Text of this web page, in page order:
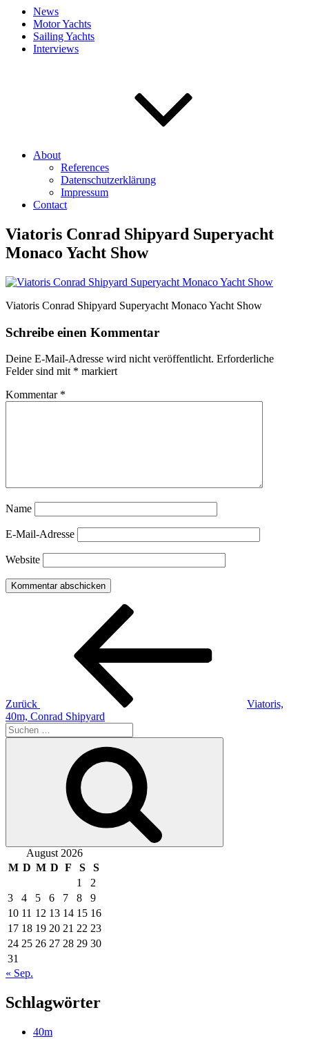
News
Motor Yachts
Sailing Yachts
Interviews
About
References
Datenschutzerklärung
Impressum
Contact
Viatoris Conrad Shipyard Superyacht
Monaco Yacht Show
Viatoris Conrad Shipyard Superyacht Monaco Yacht Show
Schreibe einen Kommentar
Deine E-Mail-Adresse wird nicht veröffentlicht. Erforderliche
Felder sind mit * markiert
Kommentar *
Name
E-Mail-Adresse
Website
Beitragsnavigation
Zurück
Viatoris,
40m, Conrad Shipyard
Suche
nach:
August 2026
M D M D F S
S
1
2
3
4 5 6 7 8
9
10 11 12 13 14 15 16
17 18 19 20 21 22 23
24 25 26 27 28 29 30
31
« Sep.
Schlagwörter
40m